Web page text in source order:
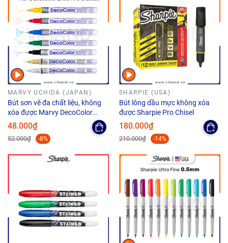
MARVY UCHIDA (JAPAN)
Bút sơn vẽ đa chất liệu, không
xóa được Marvy DecoColor
Paint Marker Extra Fine 0.8mm
48.000₫
52.000₫ -8%
SHARPIE (USA)
Bút lông dầu mực không xóa
được Sharpie Pro Chisel
180.000₫
210.000₫ -14%